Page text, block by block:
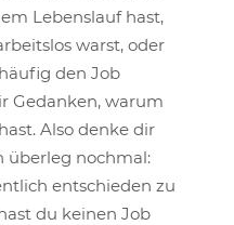
Lebenslauf hast,
warst, oder
den Job
Gedanken, warum
Also denke dir
überleg nochmal:
entschieden zu
du keinen Job